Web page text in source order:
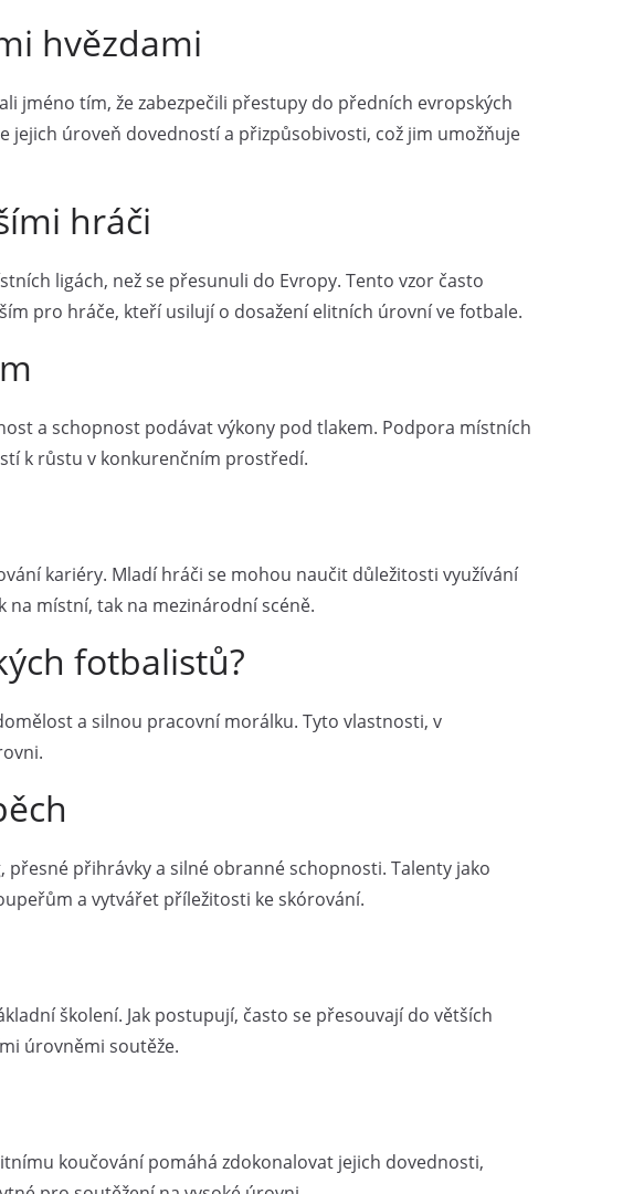
hvězdami
jméno tím, že zabezpečili přestupy do předních evropských
jejich úroveň dovedností a přizpůsobivosti, což jim umožňuje
hráči
ligách, než se přesunuli do Evropy. Tento vzor často
pro hráče, kteří usilují o dosažení elitních úrovní ve fotbale.
a schopnost podávat výkony pod tlakem. Podpora místních
k růstu v konkurenčním prostředí.
kariéry. Mladí hráči se mohou naučit důležitosti využívání
místní, tak na mezinárodní scéně.
fotbalistů?
a silnou pracovní morálku. Tyto vlastnosti, v
přihrávky a silné obranné schopnosti. Talenty jako
a vytvářet příležitosti ke skórování.
školení. Jak postupují, často se přesouvají do větších
úrovněmi soutěže.
koučování pomáhá zdokonalovat jejich dovednosti,